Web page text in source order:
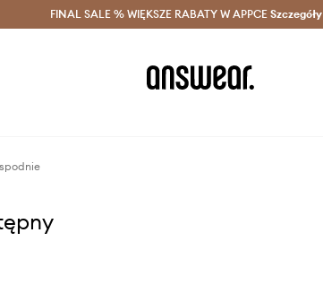
Oszczędzaj z Answear Club > Dostawa nawet w 24h >
FINAL SALE % WIĘKSZE RABATY W APPCE Szczegóły